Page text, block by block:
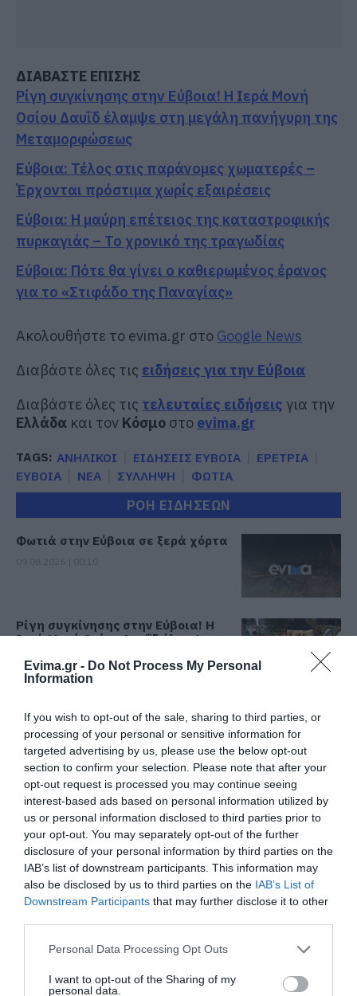
Evima.gr - Do Not Process My Personal
Information
If you wish to opt-out of the sale, sharing to third parties, or
processing of your personal or sensitive information for
targeted advertising by us, please use the below opt-out
section to confirm your selection. Please note that after your
opt-out request is processed you may continue seeing
interest-based ads based on personal information utilized by
us or personal information disclosed to third parties prior to
your opt-out. You may separately opt-out of the further
disclosure of your personal information by third parties on the
IAB’s list of downstream participants. This information may
also be disclosed by us to third parties on the IAB’s List of
Downstream Participants that may further disclose it to other
Please note that this website/app uses one or more Google
not limited to your visit or usage behaviour. You may click to
Personal Data Processing Opt Outs
I want to opt-out of the Sharing of my
personal data.
ΔΙΑΒΑΣΤΕ ΕΠΙΣΗΣ
Ρίγη συγκίνησης στην Εύβοια! Η Ιερά Μονή
Οσίου Δαυΐδ έλαμψε στη μεγάλη πανήγυρη της
Μεταμορφώσεως
Εύβοια: Τέλος στις παράνομες χωματερές –
Έρχονται πρόστιμα χωρίς εξαιρέσεις
Εύβοια: Η μαύρη επέτειος της καταστροφικής
πυρκαγιάς – Το χρονικό της τραγωδίας
Εύβοια: Πότε θα γίνει ο καθιερωμένος έρανος
για το «Στιφάδο της Παναγίας»
Ακολουθήστε το evima.gr στο Google News
Διαβάστε όλες τις ειδήσεις για την Εύβοια
Διαβάστε όλες τις τελευταίες ειδήσεις για την
Ελλάδα και τον Κόσμο στο evima.gr
TAGS: ΑΝΗΛΙΚΟΙ ΕΙΔΗΣΕΙΣ ΕΥΒΟΙΑ
ΕΡΕΤΡΙΑ
ΕΥΒΟΙΑ
ΝΕΑ ΣΥΛΛΗΨΗ ΦΩΤΙΑ
ΡΟΗ ΕΙΔΗΣΕΩΝ
Φωτιά στην Εύβοια σε ξερά χόρτα
Ρίγη συγκίνησης στην Εύβοια! Η
Ιερά Μονή Οσίου Δαυΐδ έλαμψε
Μεταμορφώσεως
08.08.2026 | 21:00
Φάνης Σπανός: 500.000 € για την
ενεργειακή αναβάθμιση του 4ου
Δημοτικού Σχολείου Λιβαδειάς
08.08.2026 | 20:40
Εύβοια: Τέλος στις παράνομες
χωματερές – Έρχονται πρόστιμα
χωρίς εξαιρέσεις
08.08.2026 | 20:20
Εύβοια: Η μαύρη επέτειος της
καταστροφικής πυρκαγιάς – Το
Εύβοια: Πότε θα γίνει ο
καθιερωμένος έρανος για το